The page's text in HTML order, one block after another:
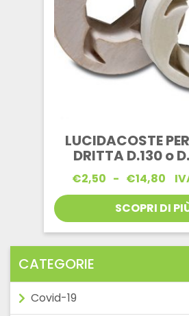
LUCIDACOSTE
DRITTA D.130 o
€2,50 - €14,80
da
€2,50
a
SCOPRI DI
CATEGORIE
Covid-19